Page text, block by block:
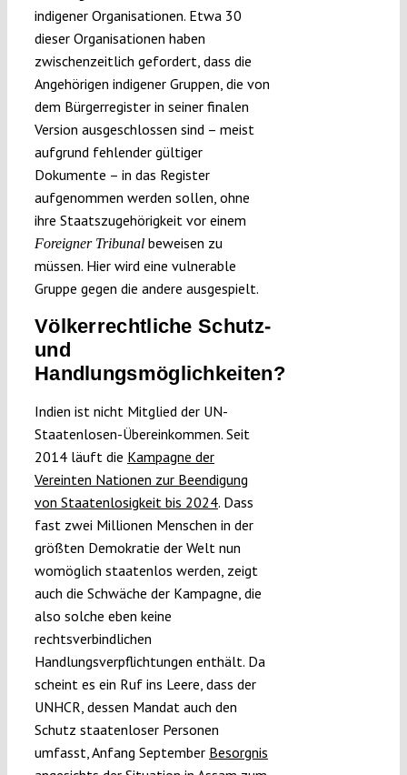
indigener Organisationen. Etwa 30
dieser Organisationen haben
zwischenzeitlich gefordert, dass die
Angehörigen indigener Gruppen, die von
dem Bürgerregister in seiner finalen
Version ausgeschlossen sind – meist
aufgrund fehlender gültiger
Dokumente – in das Register
aufgenommen werden sollen, ohne
ihre Staatszugehörigkeit vor einem
Foreigner Tribunalbeweisen zu
müssen. Hier wird eine vulnerable
Gruppe gegen die andere ausgespielt.
Völkerrechtliche Schutz-
und
Handlungsmöglichkeiten?
Indien ist nicht Mitglied der UN-
Staatenlosen-Übereinkommen. Seit
2014 läuft die Kampagne der
Vereinten Nationen zur Beendigung
von Staatenlosigkeit bis 2024. Dass
fast zwei Millionen Menschen in der
größten Demokratie der Welt nun
womöglich staatenlos werden, zeigt
auch die Schwäche der Kampagne, die
also solche eben keine
rechtsverbindlichen
Handlungsverpflichtungen enthält. Da
scheint es ein Ruf ins Leere, dass der
UNHCR, dessen Mandat auch den
Schutz staatenloser Personen
umfasst, Anfang September Besorgnis